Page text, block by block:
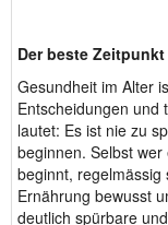
Der beste
Gesundheit im Alter
Entscheidungen und
lautet: Es ist nie zu
beginnen. Selbst
beginnt,
Ernährung bewusst
deutlich spürbare